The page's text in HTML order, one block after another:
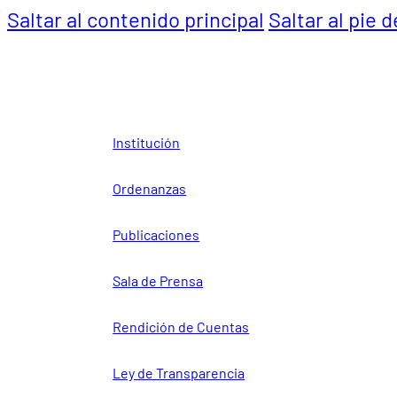
Saltar al contenido principal Saltar al pie
Institución
Ordenanzas
Publicaciones
Sala de Prensa
Rendición de Cuentas
Ley de Transparencia